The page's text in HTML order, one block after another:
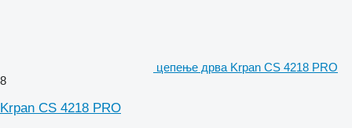
цепење дрва Krpan CS 4218 PRO
8
Krpan CS 4218 PRO